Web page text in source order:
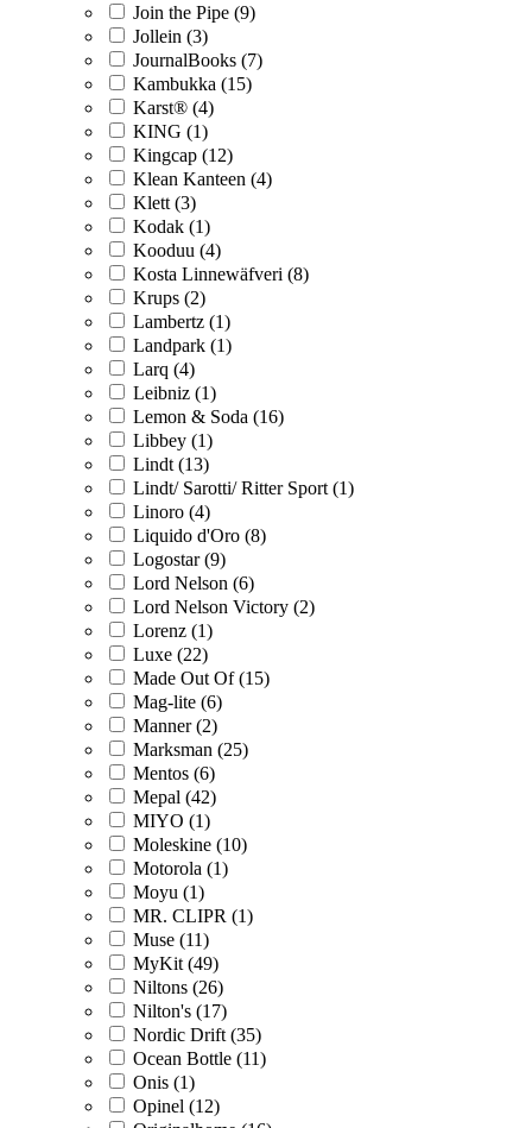
Join the Pipe (9)
Jollein (3)
JournalBooks (7)
Kambukka (15)
Karst® (4)
KING (1)
Kingcap (12)
Klean Kanteen (4)
Klett (3)
Kodak (1)
Kooduu (4)
Kosta Linnewäfveri (8)
Krups (2)
Lambertz (1)
Landpark (1)
Larq (4)
Leibniz (1)
Lemon & Soda (16)
Libbey (1)
Lindt (13)
Lindt/ Sarotti/ Ritter Sport (1)
Linoro (4)
Liquido d'Oro (8)
Logostar (9)
Lord Nelson (6)
Lord Nelson Victory (2)
Lorenz (1)
Luxe (22)
Made Out Of (15)
Mag-lite (6)
Manner (2)
Marksman (25)
Mentos (6)
Mepal (42)
MIYO (1)
Moleskine (10)
Motorola (1)
Moyu (1)
MR. CLIPR (1)
Muse (11)
MyKit (49)
Niltons (26)
Nilton's (17)
Nordic Drift (35)
Ocean Bottle (11)
Onis (1)
Opinel (12)